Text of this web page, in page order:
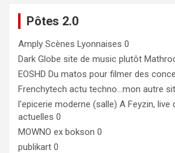
Pôtes 2.0
Amply Scènes Lyonnaises 0
Dark Globe site de music plutôt
EOSHD Du matos pour filmer des
Frenchytech actu techno…mon autre
l'epicerie moderne (salle) A Feyzin, live
actuelles 0
MOWNO ex bokson 0
publikart 0